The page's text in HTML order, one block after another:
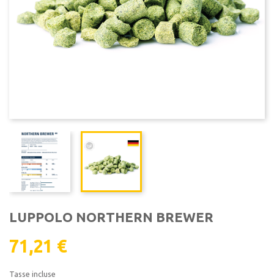
LUPPOLO NORTHERN BREWER
71,21 €
Tasse incluse